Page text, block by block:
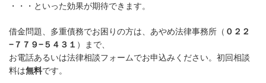
・・・といった効果が期待できます。
借金問題、多重債務でお困りの方は、あやめ法律事務所（ ０２２
−７７９−５４３１ ）まで、
お電話あるいは法律相談フォームでお申込みください。初回相談
料は無料です。